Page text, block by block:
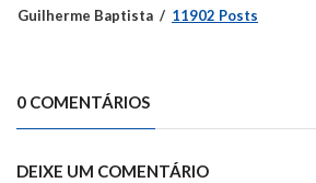
Guilherme Baptista 11902 Posts
0 COMENTÁRIOS
DEIXE UM COMENTÁRIO